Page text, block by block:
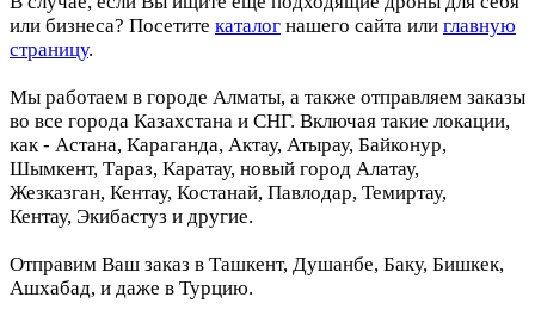
или бизнеса? Посетите каталог нашего сайта или главную
страницу.
Мы работаем в городе Алматы, а также отправляем заказы
во все города Казахстана и СНГ. Включая такие локации,
как - Астана, Караганда, Актау, Атырау, Байконур,
Шымкент, Тараз, Каратау, новый город Алатау,
Жезказган, Кентау, Костанай, Павлодар, Темиртау,
Кентау, Экибастуз и другие.
Отправим Ваш заказ в Ташкент, Душанбе, Баку, Бишкек,
Ашхабад, и даже в Турцию.